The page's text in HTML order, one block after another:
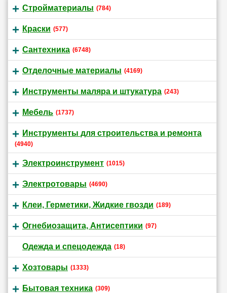
Стройматериалы (784)
Краски (577)
Сантехника (6748)
Отделочные материалы (4169)
Инструменты маляра и штукатура (243)
Мебель (1737)
Инструменты для строительства и ремонта
(4940)
Электроинструмент (1015)
Электротовары (4690)
Клеи, Герметики, Жидкие гвозди (189)
Огнебиозащита, Антисептики (97)
Одежда и спецодежда (18)
Хозтовары (1333)
Бытовая техника (309)